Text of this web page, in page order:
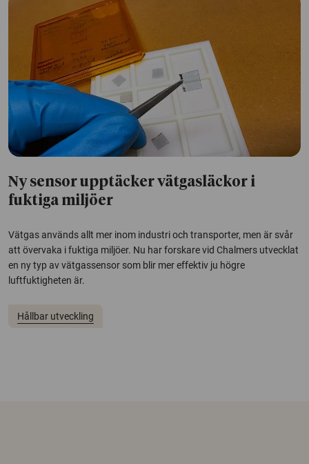
Ny sensor upptäcker vätgasläckor i
fuktiga miljöer
Vätgas används allt mer inom industri och transporter, men är svår
att övervaka i fuktiga miljöer. Nu har forskare vid Chalmers utvecklat
en ny typ av vätgassensor som blir mer effektiv ju högre
luftfuktigheten är.
Hållbar utveckling